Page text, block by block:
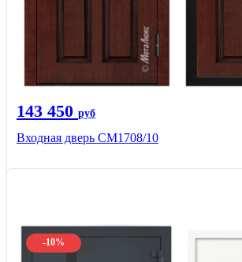
143 450 руб
Входная дверь CМ1708/10
-10%